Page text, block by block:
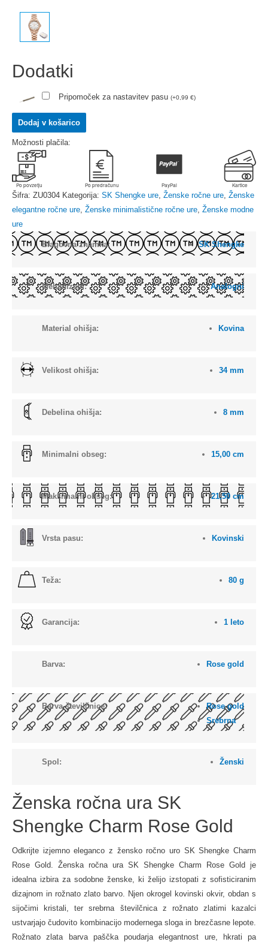
Dodatki
Pripomoček za nastavitev pasu (+0,99 €)
Dodaj v košarico
Možnosti plačila:
Šifra: ZU0304 Kategorija: SK Shengke ure Ženske ročne ure Ženske
elegantne ročne ure Ženske minimalistične ročne ure Ženske modne
ure
Blagovna znamka: SK Shengke
Mehanizem: Analogni
Material ohišja: Kovina
Velikost ohišja: 34 mm
Debelina ohišja: 8 mm
Minimalni obseg: 15,00 cm
Maksimalni obseg: 21,50 cm
Vrsta pasu: Kovinski
Teža: 80 g
Garancija: 1 leto
Barva: Rose gold
Barva številčnice:
Rose gold
Srebrna
Spol: Ženski
Ženska ročna ura SK
Shengke Charm Rose Gold
Odkrijte izjemno eleganco z žensko ročno uro SK Shengke Charm
Rose Gold. Ženska ročna ura SK Shengke Charm Rose Gold je
idealna izbira za sodobne ženske, ki želijo izstopati z sofisticiranim
dizajnom in rožnato zlato barvo. Njen okrogel kovinski okvir, obdan s
sijočimi kristali, ter srebrna številčnica z rožnato zlatimi kazalci
ustvarjajo čudovito kombinacijo modernega sloga in brezčasne lepote.
Rožnato zlata barva paščka poudarja elegantnost ure, hkrati pa